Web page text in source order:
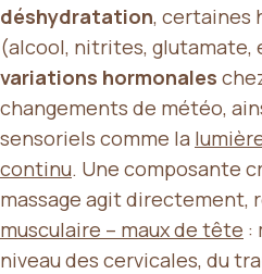
déshydratation, certaines
(alcool, nitrites, glutamate,
variations hormonales
changements de météo,
sensoriels comme la
continu. Une composante
massage agit directement,
musculaire – maux de tête :
niveau des cervicales, du